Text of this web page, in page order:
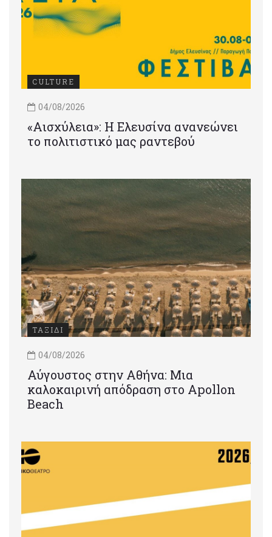
CULTURE
04/08/2026
«Αισχύλεια»: Η Ελευσίνα ανανεώνει
το πολιτιστικό μας ραντεβού
ΤΑΞΙΔΙ
04/08/2026
Αύγουστος στην Αθήνα: Μια
καλοκαιρινή απόδραση στο Apollon
Beach